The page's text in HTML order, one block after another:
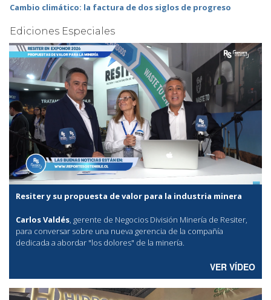
Cambio climático: la factura de dos siglos de progreso
Ediciones Especiales
Resiter y su propuesta de valor para la industria minera
Carlos Valdés, gerente de Negocios División Minería de Resiter,
para conversar sobre una nueva gerencia de la compañía
dedicada a abordar "los dolores" de la minería.
VER VÍDEO